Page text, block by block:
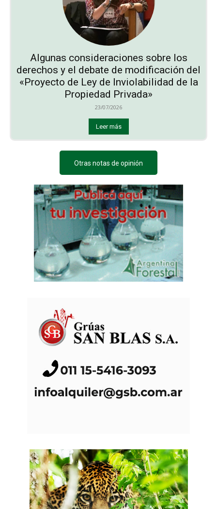
Algunas consideraciones sobre los
derechos y el debate de modificación del
«Proyecto de Ley de Inviolabilidad de la
Propiedad Privada»
23/07/2026
Leer más
Otras notas de opinión